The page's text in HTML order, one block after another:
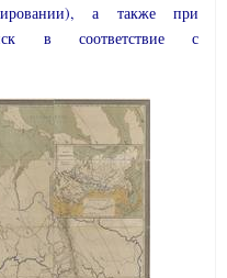
а также при
в соответствие с